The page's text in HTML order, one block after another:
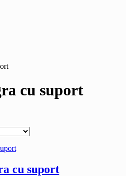
cu suport
cu suport